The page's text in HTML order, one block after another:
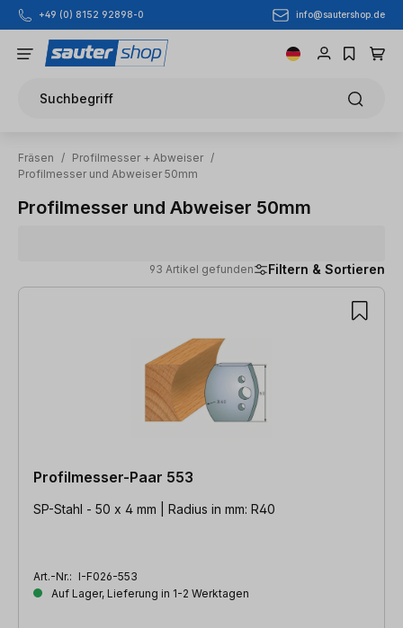
Zum Hauptinhalt springen
+49 (0) 8152 92898-0 info@sautershop.de
Suchbegriff
Fräsen / Profilmesser + Abweiser /
Profilmesser und Abweiser 50mm
Profilmesser und Abweiser 50mm
93 Artikel gefunden Filtern & Sortieren
93 Artikel gefunden
Profilmesser-Paar 553
SP-Stahl - 50 x 4 mm | Radius in mm: R40
Art.-Nr.: I-F026-553
Auf Lager, Lieferung in 1-2 Werktagen